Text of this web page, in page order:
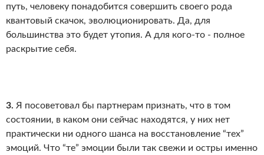
путь, человеку понадобится совершить своего рода
квантовый скачок, эволюционировать. Да, для
большинства это будет утопия. А для кого-то - полное
раскрытие себя.
3. Я посоветовал бы партнерам признать, что в том
состоянии, в каком они сейчас находятся, у них нет
практически ни одного шанса на восстановление “тех”
эмоций. Что “те” эмоции были так свежи и остры именно